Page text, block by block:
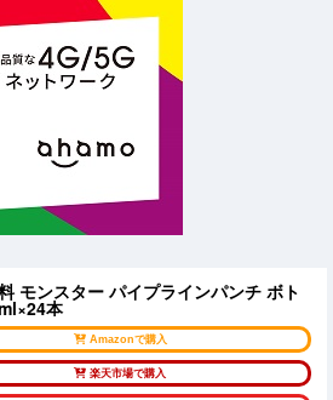
モンスター パイプラインパンチ ボト
本
Amazonで購入
楽天市場で購入